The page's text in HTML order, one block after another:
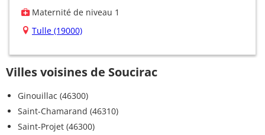
Maternité de niveau 1
Tulle (19000)
Villes voisines de Soucirac
Ginouillac (46300)
Saint-Chamarand (46310)
Saint-Projet (46300)